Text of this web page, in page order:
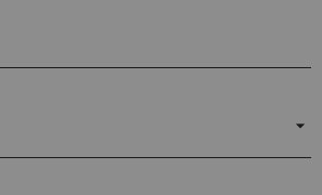
arrow_drop_down